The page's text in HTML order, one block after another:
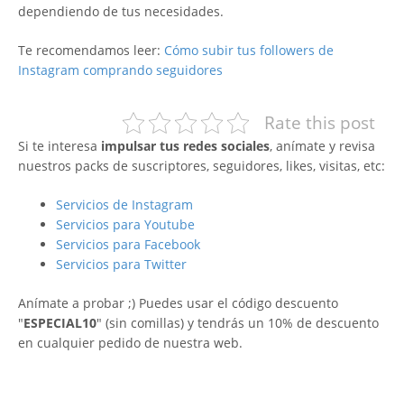
dependiendo de tus necesidades.
Te recomendamos leer: Cómo subir tus followers de
Instagram comprando seguidores
Rate this post
Si te interesa impulsar tus redes sociales, anímate y revisa
nuestros packs de suscriptores, seguidores, likes, visitas, etc:
Servicios de Instagram
Servicios para Youtube
Servicios para Facebook
Servicios para Twitter
Anímate a probar ;) Puedes usar el código descuento
"ESPECIAL10" (sin comillas) y tendrás un 10% de descuento
en cualquier pedido de nuestra web.